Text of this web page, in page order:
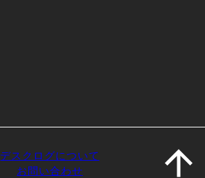
デスクログについて
お問い合わせ